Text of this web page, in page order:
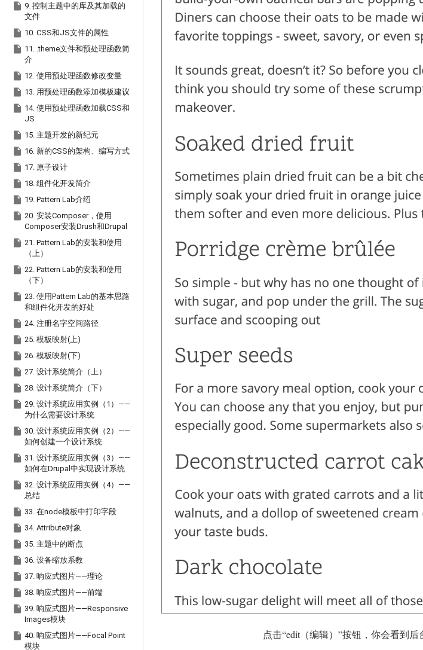
 9. 控制主题中的库及其加载的
文件
 10. CSS和JS文件的属性
 11. .theme文件和预处理函数简
介
 12. 使用预处理函数修改变量
 13. 用预处理函数添加模板建议
 14. 使用预处理函数加载CSS和
JS
 15. 主题开发的新纪元
 16. 新的CSS的架构、编写方式
 17. 原子设计
 18. 组件化开发简介
 19. Pattern Lab介绍
 20. 安装Composer，使用
Composer安装Drush和Drupal
 21. Pattern Lab的安装和使用
（上）
 22. Pattern Lab的安装和使用
（下）
 23. 使用Pattern Lab的基本思路
和组件化开发的好处
 24. 注册名字空间路径
 25. 模板映射(上)
 26. 模板映射(下)
 27. 设计系统简介（上）
 28. 设计系统简介（下）
 29. 设计系统应用实例（1）——
为什么需要设计系统
 30. 设计系统应用实例（2）——
如何创建一个设计系统
 31. 设计系统应用实例（3）——
如何在Drupal中实现设计系统
 32. 设计系统应用实例（4）——
总结
 33. 在node模板中打印字段
 34. Attribute对象
 35. 主题中的断点
 36. 设备缩放系数
 37. 响应式图片——理论
 38. 响应式图片——前端
 39. 响应式图片——Responsive
Images模块
 40. 响应式图片——Focal Point
模块
点击“edit（编辑）”按钮，你会看到